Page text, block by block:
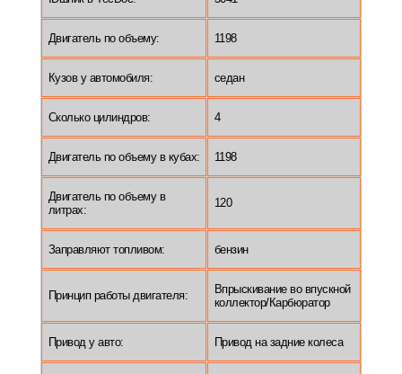
Двигатель по объему: 1198
Кузов у автомобиля: седан
Сколько цилиндров: 4
Двигатель по объему в кубах: 1198
Двигатель по объему в
литрах:
120
Заправляют топливом: бензин
Принцип работы двигателя:
Впрыскивание во впускной
коллектор/Карбюратор
Привод у авто: Привод на задние колеса